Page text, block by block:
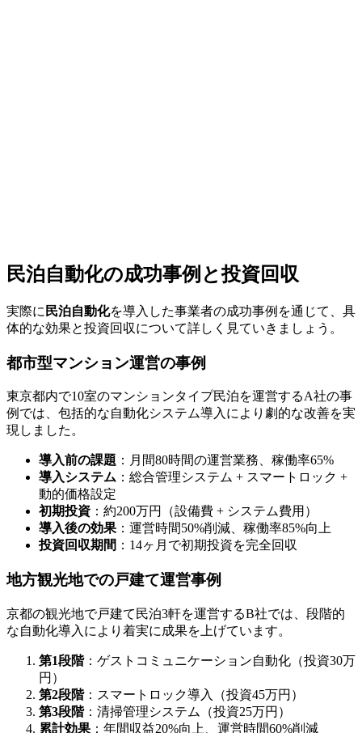
民泊自動化の成功事例と投資回収
実際に 民泊自動化を導入した事業者の成功事例を通じて、具
体的な効果と投資回収について詳しく見ていきましょう。
都市型マンション運営の事例
東京都内で10室のマンションタイプ民泊を運営するA社の事
例では、包括的な自動化システム導入により劇的な改善を実
現しました。
導入前の課題 ：月間80時間の運営業務、稼働率65%
導入システム ：総合管理システム + スマートロック +
動的価格設定
初期投資 ：約200万円（設備費 + システム費用）
導入後の効果：運営時間50%削減、稼働率85%向上
投資回収期間 ：14ヶ月で初期投資を完全回収
地方観光地での戸建て運営事例
京都の観光地で戸建て民泊3軒を運営するB社では、段階的
な自動化導入により着実に成果を上げています。
第1段階：ゲストコミュニケーション自動化（投資30万
円）
第2段階：スマートロック導入（投資45万円）
第3段階：清掃管理システム（投資25万円）
累計効果 ：年間収益20%向上、運営時間60%削減